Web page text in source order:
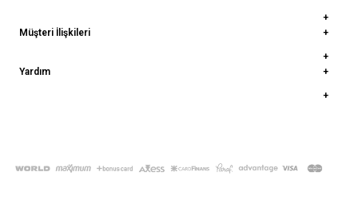
Müşteri İlişkileri
Yardım